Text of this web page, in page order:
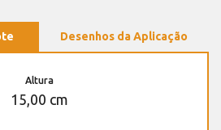
Desenhos da Aplicação
Altura
15,00 cm